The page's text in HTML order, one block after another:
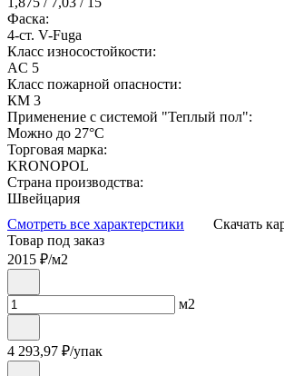
Фаска:
4-ст. V-Fuga
Класс износостойкости:
AC 5
Класс пожарной опасности:
КМ 3
Применение с системой "Теплый пол":
Можно до 27°С
Торговая марка:
KRONOPOL
Страна производства:
Швейцария
Смотреть все характерстики
Скачать
Товар под заказ
2015 ₽/м2
м2
4 293,97 ₽/упак